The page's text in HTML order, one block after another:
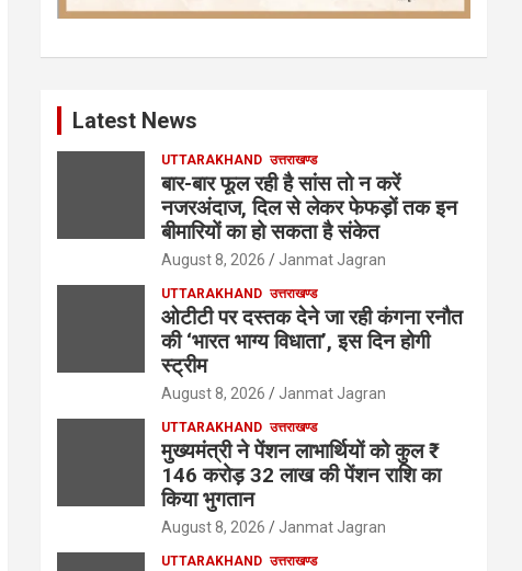
Latest News
UTTARAKHAND उत्तराखण्ड
बार-बार फूल रही है सांस तो न करें
नजरअंदाज, दिल से लेकर फेफड़ों तक इन
बीमारियों का हो सकता है संकेत
August 8, 2026 Janmat Jagran
UTTARAKHAND उत्तराखण्ड
ओटीटी पर दस्तक देने जा रही कंगना रनौत
की ‘भारत भाग्य विधाता’, इस दिन होगी
स्ट्रीम
August 8, 2026 Janmat Jagran
UTTARAKHAND उत्तराखण्ड
मुख्यमंत्री ने पेंशन लाभार्थियों को कुल ₹
146 करोड़ 32 लाख की पेंशन राशि का
किया भुगतान
August 8, 2026 Janmat Jagran
UTTARAKHAND उत्तराखण्ड